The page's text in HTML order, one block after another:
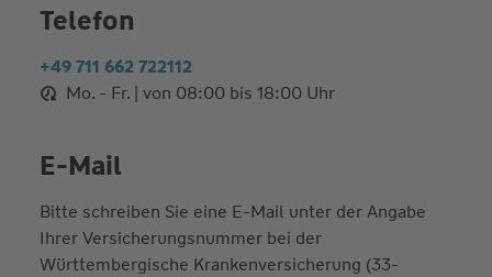
Telefon
+49 711 662 722112
Mo. - Fr. | von 08:00 bis 18:00 Uhr
E-Mail
Bitte schreiben Sie eine E-Mail unter der Angabe
Ihrer Versicherungsnummer bei der
Württembergische Krankenversicherung (33-